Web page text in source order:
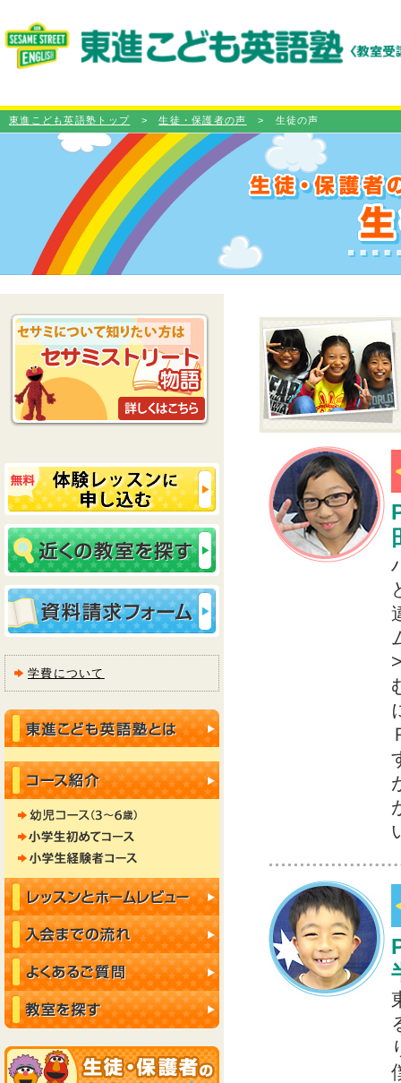
東進こども英語塾トップ >生徒・保護者の声 > 生徒の声
学費について